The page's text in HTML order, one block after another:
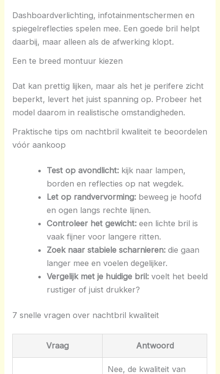
Dashboardverlichting, infotainmentschermen en
spiegelreflecties spelen mee. Een goede bril helpt
daarbij, maar alleen als de afwerking klopt.
Een te breed montuur kiezen
Dat kan prettig lijken, maar als het je perifere zicht
beperkt, levert het juist spanning op. Probeer het
model daarom in realistische omstandigheden.
Praktische tips om nachtbril kwaliteit te beoordelen
vóór aankoop
Test op avondlicht:kijk naar lampen,
borden en reflecties op nat wegdek.
Let op randvervorming:beweeg je hoofd
en ogen langs rechte lijnen.
Controleer het gewicht:een lichte bril is
vaak fijner voor langere ritten.
Zoek naar stabiele scharnieren:die gaan
langer mee en voelen degelijker.
Vergelijk met je huidige bril:voelt het beeld
rustiger of juist drukker?
7 snelle vragen over nachtbril kwaliteit
Vraag Antwoord
Nee, de kwaliteit van